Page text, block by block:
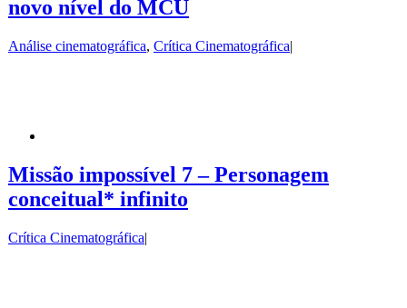
novo nível do MCU
Análise cinematográfica, Crítica Cinematográfica|
Missão impossível 7 – Personagem
conceitual* infinito
Crítica Cinematográfica|